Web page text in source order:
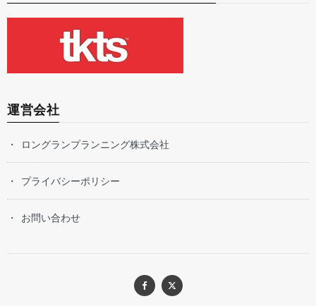
運営会社
ロングランプランニング株式会社
プライバシーポリシー
お問い合わせ